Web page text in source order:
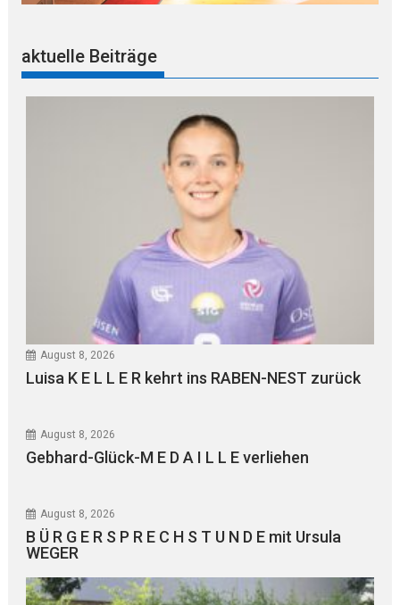
aktuelle Beiträge
August 8, 2026
Luisa K E L L E R kehrt ins RABEN-NEST zurück
August 8, 2026
Gebhard-Glück-M E D A I L L E verliehen
August 8, 2026
B Ü R G E R S P R E C H S T U N D E mit Ursula
WEGER